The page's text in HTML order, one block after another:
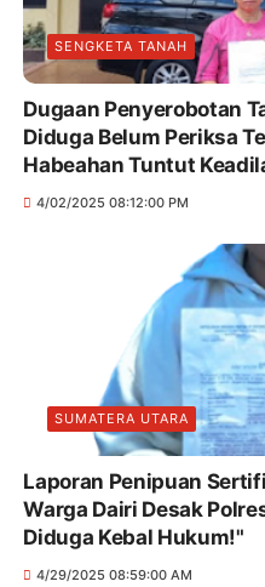
SENGKETA TANAH
Dugaan Penyerobotan
Diduga Belum Periksa Terlapor,
Habeahan Tuntut
4/02/2025 08:12:00 PM
SUMATERA UTARA
Laporan Penipuan
Warga Dairi Desak
Diduga Kebal Hukum!"
4/29/2025 08:59:00 AM